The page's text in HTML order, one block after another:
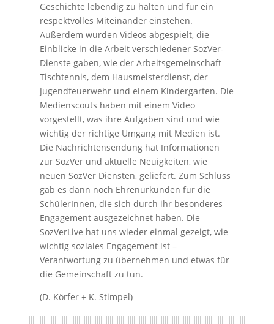
Geschichte lebendig zu halten und für ein
respektvolles Miteinander einstehen.
Außerdem wurden Videos abgespielt, die
Einblicke in die Arbeit verschiedener SozVer-
Dienste gaben, wie der Arbeitsgemeinschaft
Tischtennis, dem Hausmeisterdienst, der
Jugendfeuerwehr und einem Kindergarten. Die
Medienscouts haben mit einem Video
vorgestellt, was ihre Aufgaben sind und wie
wichtig der richtige Umgang mit Medien ist.
Die Nachrichtensendung hat Informationen
zur SozVer und aktuelle Neuigkeiten, wie
neuen SozVer Diensten, geliefert. Zum Schluss
gab es dann noch Ehrenurkunden für die
SchülerInnen, die sich durch ihr besonderes
Engagement ausgezeichnet haben. Die
SozVerLive hat uns wieder einmal gezeigt, wie
wichtig soziales Engagement ist –
Verantwortung zu übernehmen und etwas für
die Gemeinschaft zu tun.
(D. Körfer + K. Stimpel)